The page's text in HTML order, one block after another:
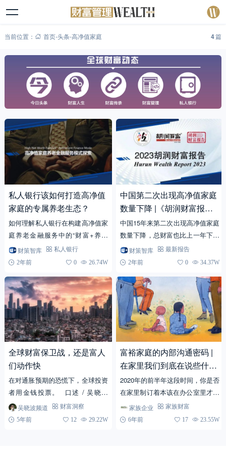
当前位置： 首页-头条-高净值家庭 4篇
私人银行该如何打造高净值
家庭的专属养老生态？
如何理解私人银行在构建高净值家
庭养老金融服务中的“财富+养老
+健康”模式？
财策智库
私人银行
2年前
0 26.74W
中国第二次出现高净值家庭
数量下降 |《胡润财富报
告》
中国15年来第二次出现高净值家庭
数量下降，总财富也比上一年下降
3.6%。
财策智库
最新报告
2年前
0 34.37W
全球财富保卫战，还是富人
们动作快
在对通胀预期的恐慌下，全球投资
者用金钱投票。 口述 / 吴晓波
（微信公众号：吴晓波频道） 房
子有两个天然属性，一是居住属
吴晓波频道
财富洞察
5年前
12 29.22W
富裕家庭的内部沟通密码 |
在家里我们到底在说些什
么？
2020年的前半年这段时间，你是否
在家里制订着本该在办公室里才能
完成的计划？你与你的家人是如何
互相交流的，以及你们会谈论什
家族企业
家族财富
6年前
17 23.55W